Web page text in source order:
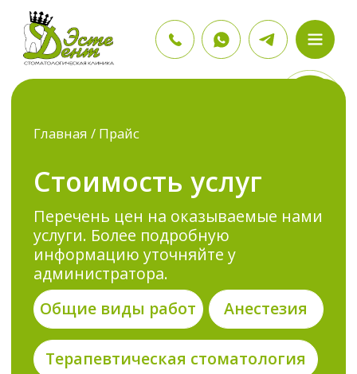
Стоимость услуг
информацию уточняйте у
администратора.
Общие виды работ Анестезия
Терапевтическая стоматология
Ортопедическая стоматология
Пародонтология
Хирургическая стоматология